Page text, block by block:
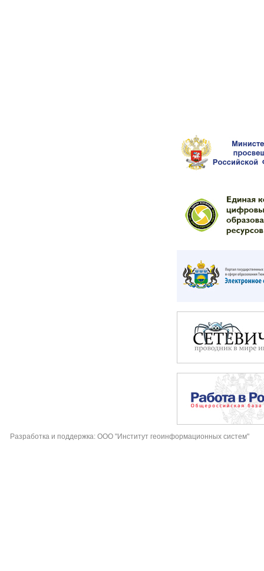
Разработка и поддержка: ООО "Институт геоинформационных систем"